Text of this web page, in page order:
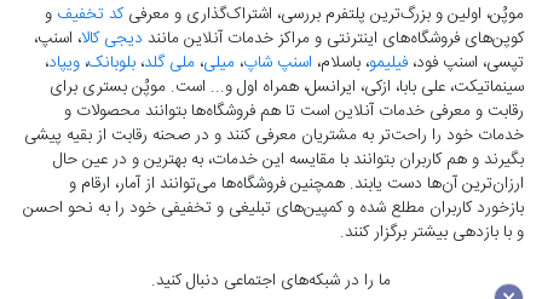
موپُن، اولین و بزرگ‌ترین پلتفرم بررسی، اشتراک‌گذاری و معرفیکد تخفیف و
کوپن‌های فروشگاه‌های اینترنتی و مراکز خدمات آنلاین مانند دیجی کالا، اسنپ،
تپسی، اسنپ فود، فیلیمو، باسلام، اسنپ شاپ، میلی، ملی گلد، بلوبانک، ویپاد،
سینماتیکت، علی بابا، ازکی، ایرانسل، همراه اول و... است. موپُن بستری برای
رقابت و معرفی خدمات آنلاین است تا هم فروشگاه‌ها بتوانند محصولات و
خدمات خود را راحت‌تر به مشتریان معرفی کنند و در صحنه رقابت از بقیه پیشی
بگیرند و هم کاربران بتوانند با مقایسه این خدمات، به بهترین و در عین حال
ارزان‌ترین آن‌ها دست‌ یابند. همچنین فروشگاه‌ها می‌توانند از آمار، ارقام و
بازخورد کاربران مطلع شده و کمپین‌های تبلیغی و تخفیفی خود را به نحو احسن
و با بازدهی بیشتر برگزار کنند.
ما را در شبکه‌های اجتماعی دنبال کنید.